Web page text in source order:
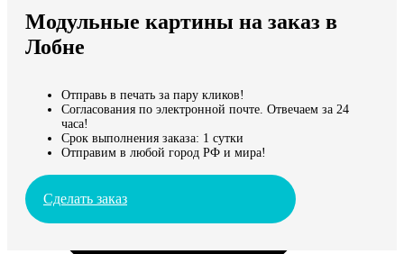
Мы доставляем по всему миру
Продолжить без города
Модульные картины на заказ в
Лобне
Отправь в печать за пару кликов!
Согласования по электронной почте. Отвечаем за 24
часа!
Срок выполнения заказа: 1 сутки
Отправим в любой город РФ и мира!
Сделать заказ